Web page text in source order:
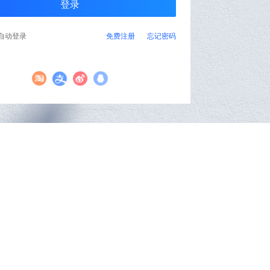
忘记密码
免费注册
动登录